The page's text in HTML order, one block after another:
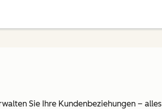
Sie Ihre Kundenbeziehungen – alles